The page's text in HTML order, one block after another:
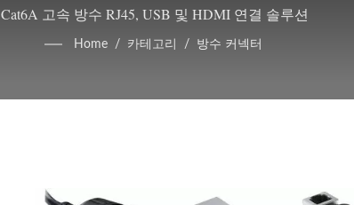
Cat6A 고속 방수 RJ45, USB 및 HDMI 연결 솔루션
Home / 카테고리 / 방수 커넥터